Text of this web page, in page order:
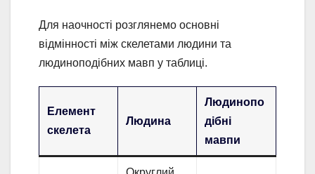
Для наочності розглянемо основні
відмінності між скелетами людини та
людиноподібних мавп у таблиці.
Елемент
скелета
Людина
Людинопо
дібні
мавпи